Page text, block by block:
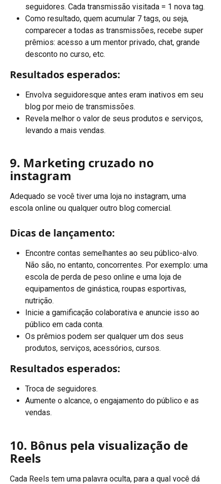
seguidores. Cada transmissão visitada = 1 nova tag.
Como resultado, quem acumular 7 tags, ou seja,
comparecer a todas as transmissões, recebe super
prêmios: acesso a um mentor privado, chat, grande
desconto no curso, etc.
Resultados esperados:
Envolva seguidoresque antes eram inativos em seu
blog por meio de transmissões.
Revela melhor o valor de seus produtos e serviços,
levando a mais vendas.
9. Marketing cruzado no
instagram
Adequado se você tiver uma loja no instagram, uma
escola online ou qualquer outro blog comercial.
Dicas de lançamento:
Encontre contas semelhantes ao seu público-alvo.
Não são, no entanto, concorrentes. Por exemplo: uma
escola de perda de peso online e uma loja de
equipamentos de ginástica, roupas esportivas,
nutrição.
Inicie a gamificação colaborativa e anuncie isso ao
público em cada conta.
Os prêmios podem ser qualquer um dos seus
produtos, serviços, acessórios, cursos.
Resultados esperados:
Troca de seguidores.
Aumente o alcance, o engajamento do público e as
vendas.
10. Bônus pela visualização de
Reels
Cada Reels tem uma palavra oculta, para a qual você dá